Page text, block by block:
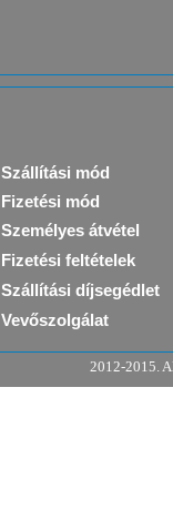
Szállítási mód
Fizetési mód
Személyes átvétel
Fizetési feltételek
Szállítási díjsegédlet
Vevőszolgálat
2012-2015.